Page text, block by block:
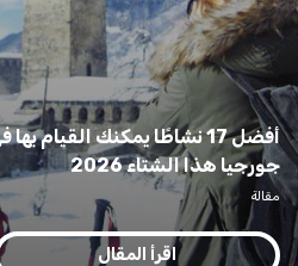
أفضل 17 نشاطًا يمكنك القيام بها
جورجيا هذا الشتاء 2026
مقالة
اقرأ المقال